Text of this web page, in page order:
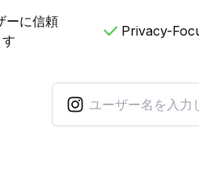
ーに信頼
Privacy-